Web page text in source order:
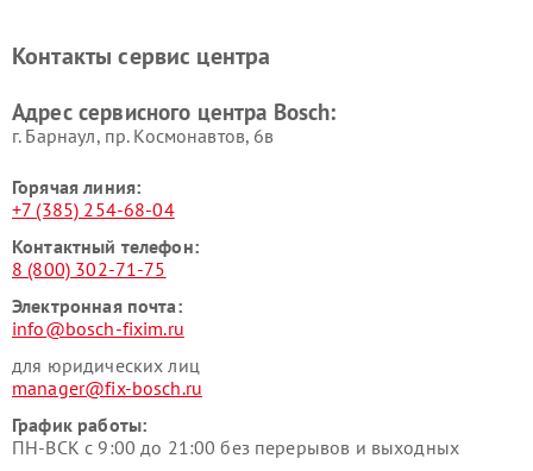
Ремонт сушильных автоматовРемонт морозильных камер
Контакты сервис центра
Адрес сервисного центра Bosch:
г. Барнаул, ​пр. Космонавтов, 6в
Горячая линия:
+7 (385) 254-68-04
Контактный телефон:
8 (800) 302-71-75
Электронная почта:
info@bosch-fixim.ru
для юридических лиц
manager@fix-bosch.ru
График работы:
ПН-ВСК с 9:00 до 21:00 без перерывов и выходных